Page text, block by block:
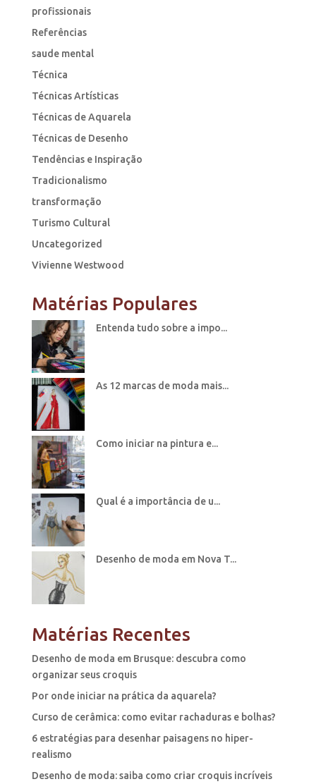
profissionais
Referências
saude mental
Técnica
Técnicas Artísticas
Técnicas de Aquarela
Técnicas de Desenho
Tendências e Inspiração
Tradicionalismo
transformação
Turismo Cultural
Uncategorized
Vivienne Westwood
Matérias Populares
Entenda tudo sobre a impo...
As 12 marcas de moda mais...
Como iniciar na pintura e...
Qual é a importância de u...
Desenho de moda em Nova T...
Matérias Recentes
Desenho de moda em Brusque: descubra como
organizar seus croquis
Por onde iniciar na prática da aquarela?
Curso de cerâmica: como evitar rachaduras e bolhas?
6 estratégias para desenhar paisagens no hiper-
realismo
Desenho de moda: saiba como criar croquis incríveis